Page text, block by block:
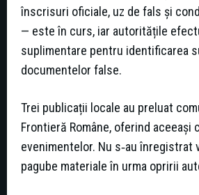
înscrisuri oficiale, uz de fals şi
— este în curs, iar autoritățile
suplimentare pentru identificarea
documentelor false.
Trei publicații locale au preluat
Frontieră Române, oferind aceeași
evenimentelor. Nu s‑au înregistrat
pagube materiale în urma opririi